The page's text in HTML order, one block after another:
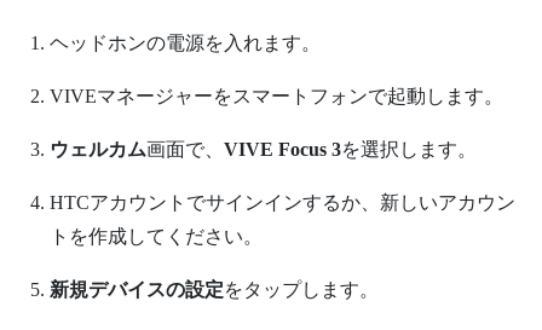
ヘッドホンの電源を入れます。
VIVEマネージャーをスマートフォンで起動します。
ウェルカム画面で、 VIVE Focus 3を選択します。
HTCアカウント でサインインするか、新しいアカウン
トを作成してください。
新規デバイスの設定をタップします。